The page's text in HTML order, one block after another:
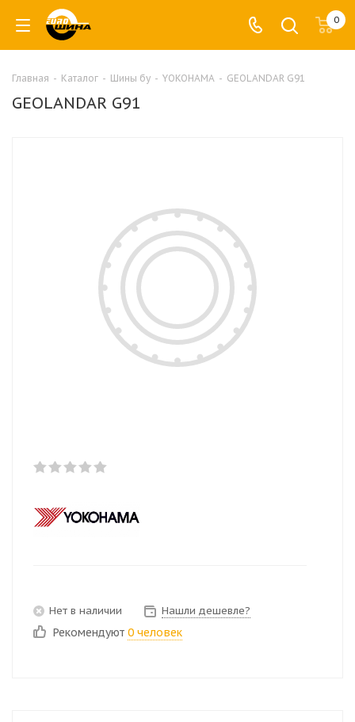
0
Главная - Каталог - Шины бу - YOKOHAMA - GEOLANDAR G91
GEOLANDAR G91
Нет в наличии Нашли дешевле?
Рекомендуют 0 человек